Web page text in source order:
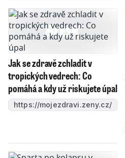
Jak se zdravě zchladit v
tropických vedrech: Co
pomáhá a kdy už riskujete úpal
https://mojezdravi.zeny.cz/